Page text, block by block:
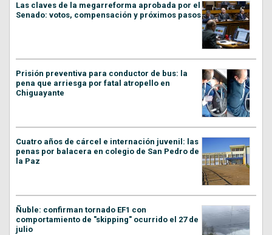
Las claves de la megarreforma aprobada por el
Senado: votos, compensación y próximos pasos
Prisión preventiva para conductor de bus: la
pena que arriesga por fatal atropello en
Chiguayante
Cuatro años de cárcel e internación juvenil: las
penas por balacera en colegio de San Pedro de
la Paz
Ñuble: confirman tornado EF1 con
comportamiento de "skipping" ocurrido el 27 de
julio